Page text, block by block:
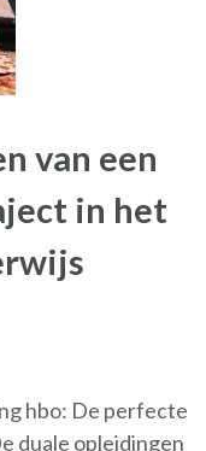
van een
in het
hbo: De perfecte
duale opleidingen